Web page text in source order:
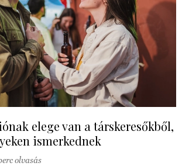
elege van a társkeresőkből,
ismerkednek
olvasás